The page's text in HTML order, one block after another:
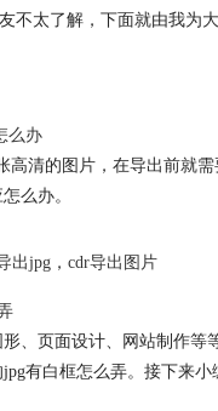
太了解，下面就由我为
么办
清的图片，在导出前就
么办。
出jpg ， cdr导出图片
、页面设计、网站制作
有白框怎么弄。接下来